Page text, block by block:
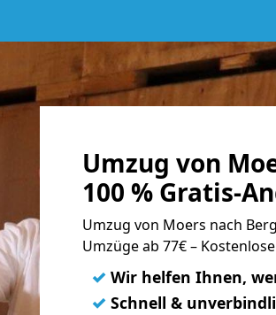
Umzug von
100 % Gratis-
Umzug von Moers nach
Umzüge ab 77€ –
✓ Wir helfen Ihnen,
✓ Schnell &